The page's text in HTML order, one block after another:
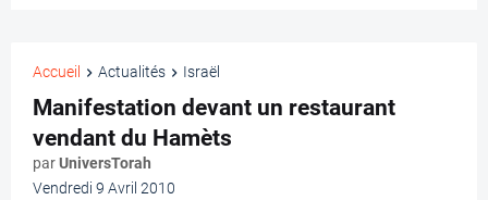
Accueil Actualités Israël
Manifestation devant un restaurant
vendant du Hamèts
parUniversTorah
Vendredi 9 Avril 2010